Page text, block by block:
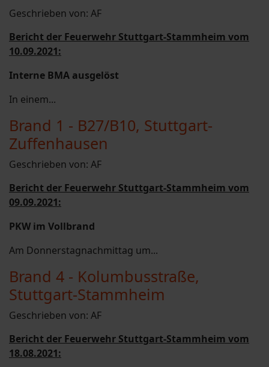
Geschrieben von: AF
Bericht der Feuerwehr Stuttgart-Stammheim vom
10.09.2021:
Interne BMA ausgelöst
In einem...
Brand 1 - B27/B10, Stuttgart-
Zuffenhausen
Geschrieben von: AF
Bericht der Feuerwehr Stuttgart-Stammheim vom
09.09.2021:
PKW im Vollbrand
Am Donnerstagnachmittag um...
Brand 4 - Kolumbusstraße,
Stuttgart-Stammheim
Geschrieben von: AF
Bericht der Feuerwehr Stuttgart-Stammheim vom
18.08.2021: